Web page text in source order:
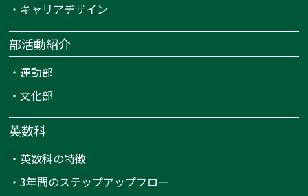
・ キャリアデザイン
部活動紹介
・運動部
・文化部
英数科
・ 英数科の特徴
・3年間のステップアップフロー